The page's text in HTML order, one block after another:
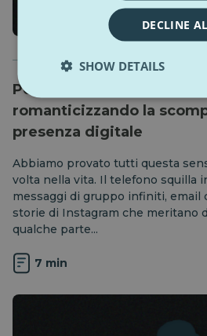
Perché la Generazione Z
romanticizzando la
presenza digitale
Abbiamo provato tutti questa
volta nella vita. Il telefono squilla
messaggi di gruppo infiniti, email
storie di Instagram che meritano
qualche parte...
7 min
DECLINE
SHOW DETAILS